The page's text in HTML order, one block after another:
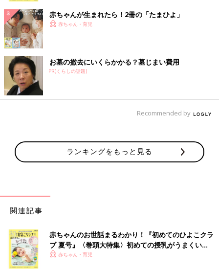
赤ちゃんが生まれたら！2冊の「たまひよ」
赤ちゃん・育児
お墓の撤去にいくらかかる？墓じまい費用
PR(くらしの話題)
Recommended by
ランキングをもっと見る
関連記事
赤ちゃんのお世話まるわかり！『初めてのひよこクラ
ブ 夏号』〈巻頭大特集〉初めての授乳がうまくい
く！ おっぱい・ミルクの基本と夏のトラブル 解決テ
赤ちゃん・育児